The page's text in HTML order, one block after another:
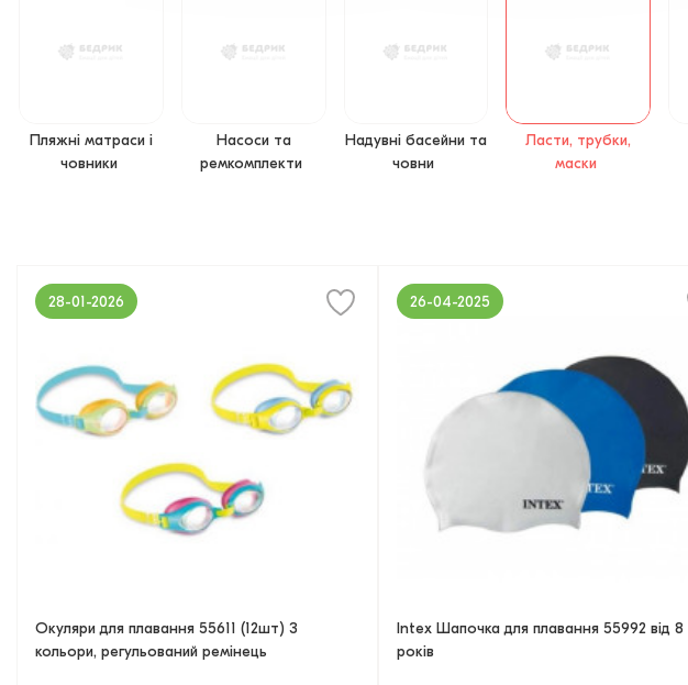
Пляжні матраси і
човники
Насоси та
ремкомплекти
Надувні басейни та
човни
Ласти, трубки,
маски
Окуляри для плавання 55611 (12шт) 3
кольори, регульований ремінець
28-01-2026
Intex Шапочка для плавання 55992 від 8
років
26-04-2025